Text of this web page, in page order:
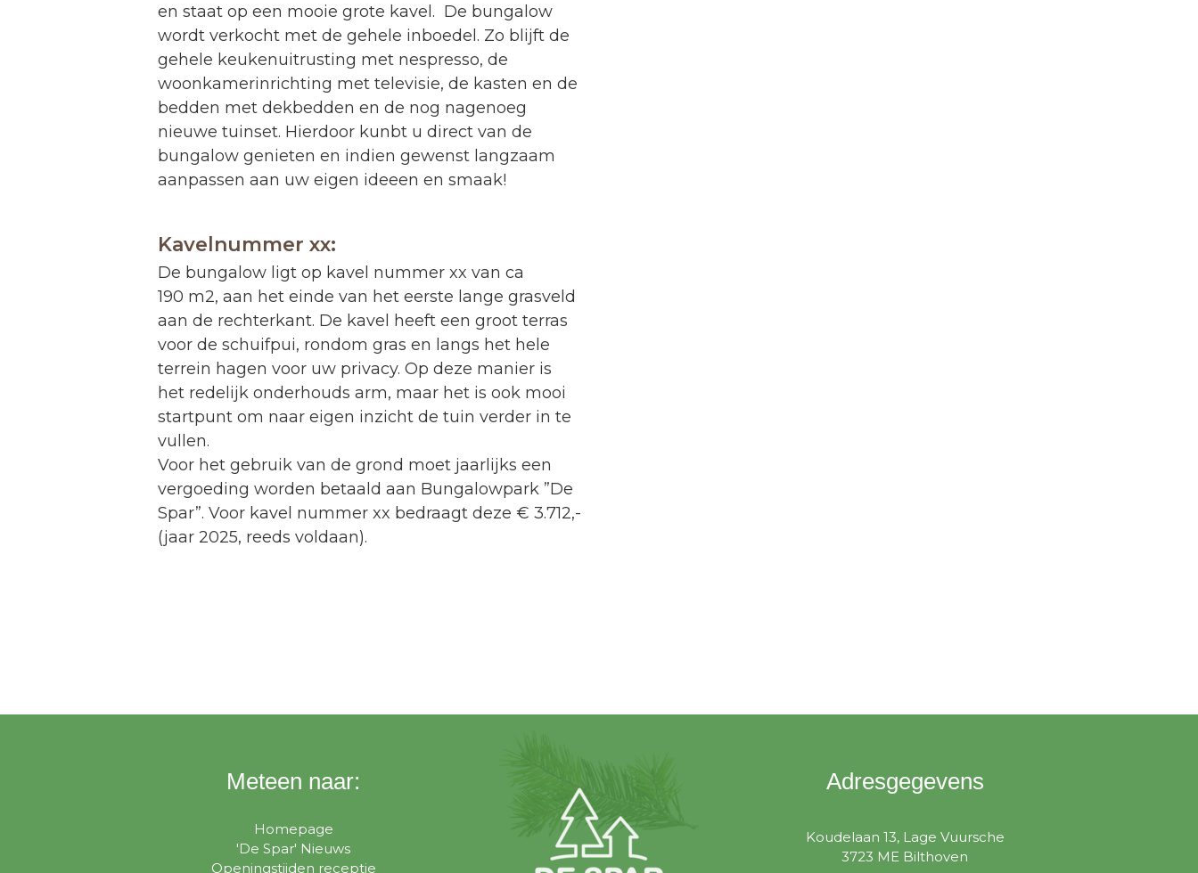
en staat op een mooie grote kavel. De bungalow
wordt verkocht met de gehele inboedel. Zo blijft de
gehele keukenuitrusting met nespresso, de
woonkamerinrichting met televisie, de kasten en de
bedden met dekbedden en de nog nagenoeg
nieuwe tuinset. Hierdoor kunbt u direct van de
bungalow genieten en indien gewenst langzaam
aanpassen aan uw eigen ideeen en smaak!
Kavelnummer xx:
De bungalow ligt op kavel nummer xx van ca
190 m2, aan het einde van het eerste lange grasveld
aan de rechterkant. De kavel heeft een groot terras
voor de schuifpui, rondom gras en langs het hele
terrein hagen voor uw privacy. Op deze manier is
het redelijk onderhouds arm, maar het is ook mooi
startpunt om naar eigen inzicht de tuin verder in te
vullen.
Voor het gebruik van de grond moet jaarlijks een
vergoeding worden betaald aan Bungalowpark ”De
Spar”. Voor kavel nummer xx bedraagt deze € 3.712,-
(jaar 2025, reeds voldaan).
Meteen naar:
Homepage
'De Spar' Nieuws
Openingstijden receptie
Adresgegevens
Koudelaan 13, Lage Vuursche
3723 ME Bilthoven